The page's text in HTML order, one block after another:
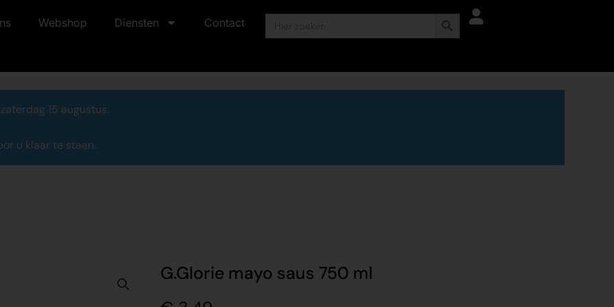
Webshop Diensten Contact
Zoek
Zoekknop
15 augustus.
u klaar te staan.
G.Glorie mayo saus 750 ml